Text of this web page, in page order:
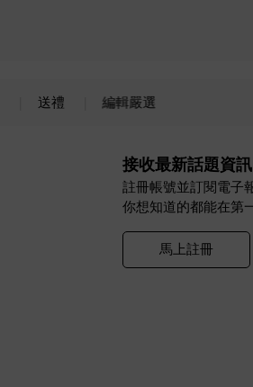
送禮 編輯嚴選
接收最新話題資訊
註冊帳號並訂閱電子
你想知道的都能在第
馬上註冊